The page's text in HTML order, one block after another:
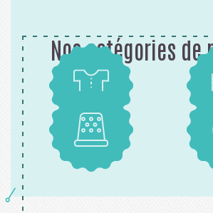
Nos catégories de
Patrons
Mercerie